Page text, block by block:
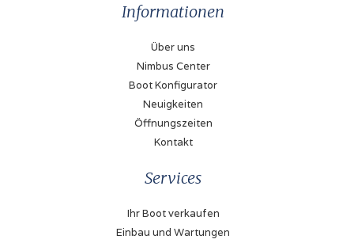
Informationen
Über uns
Nimbus Center
Boot Konfigurator
Neuigkeiten
Öffnungszeiten
Kontakt
Services
Ihr Boot verkaufen
Einbau und Wartungen